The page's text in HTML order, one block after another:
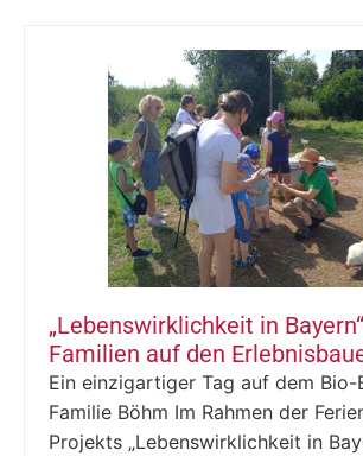
„Lebenswirklichkeit in
Familien auf den
Ein einzigartiger Tag auf dem
Familie Böhm Im Rahmen der
Projekts „Lebenswirklichkeit in